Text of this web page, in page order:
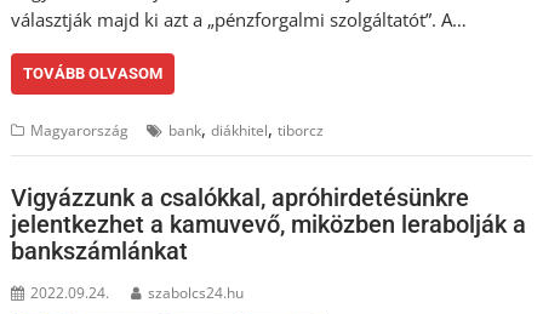
választják majd ki azt a „pénzforgalmi szolgáltatót”. A…
TOVÁBB OLVASOM
Magyarország bank,diákhitel,tiborcz
Vigyázzunk a csalókkal, apróhirdetésünkre
jelentkezhet a kamuvevő, miközben lerabolják a
bankszámlánkat
2022.09.24. szabolcs24.hu